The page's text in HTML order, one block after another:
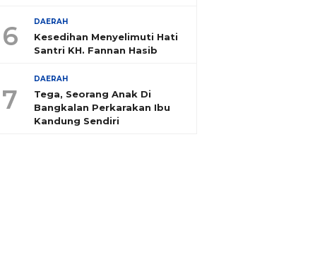
6 DAERAH
Kesedihan Menyelimuti Hati
Santri KH. Fannan Hasib
7
DAERAH
Tega, Seorang Anak Di
Bangkalan Perkarakan Ibu
Kandung Sendiri